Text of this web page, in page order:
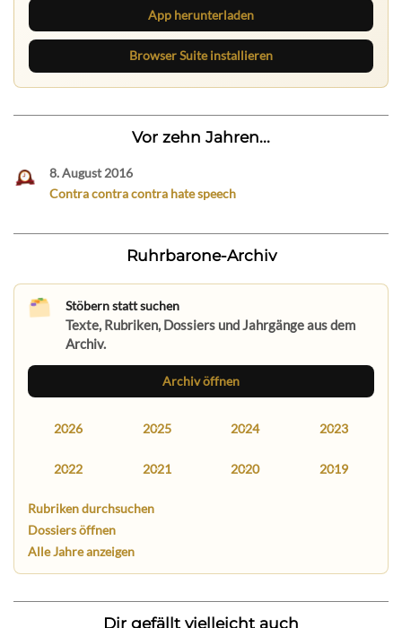
App herunterladen
Browser Suite installieren
Vor zehn Jahren...
8. August 2016
Contra contra contra hate speech
Ruhrbarone-Archiv
Stöbern statt suchen
Texte, Rubriken, Dossiers und Jahrgänge aus dem
Archiv.
Archiv öffnen
2026 2025 2024 2023
2022 2021 2020 2019
Rubriken durchsuchen
Dossiers öffnen
Alle Jahre anzeigen
Dir gefällt vielleicht auch